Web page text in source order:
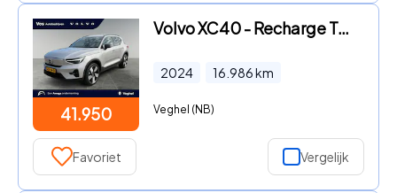
41.950
Volvo XC40 - Recharge Twin Ultimate 78 kWh | Full option | Wool blend int
2024 16.986km
Veghel (NB)
Favoriet Vergelijk